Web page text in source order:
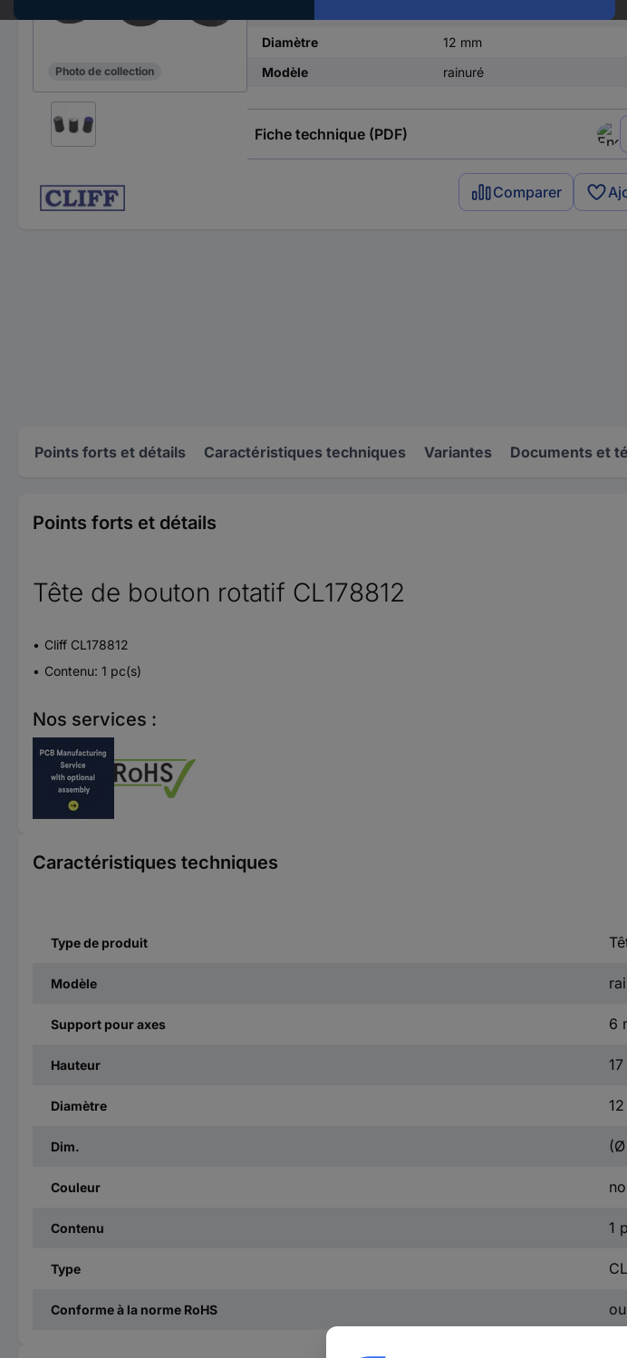
Photo de collection
Diamètre
12 mm
Modèle
rainuré
Fiche technique (PDF)
Comparer
Points forts et détails Caractéristiques techniques Variantes Documents et
Points forts et détails
Tête de bouton rotatif CL178812
Cliff CL178812
Contenu: 1 pc(s)
Nos services :
Caractéristiques techniques
Type de produit
Modèle
Support pour axes 6
Hauteur
Diamètre
Dim. (Ø
Couleur
Contenu 1
Type
Conforme à la norme RoHS